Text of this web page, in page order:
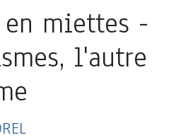
en miettes -
l'autre